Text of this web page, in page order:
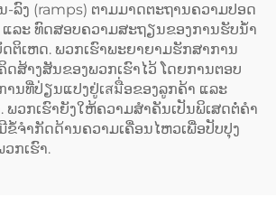
ລົງ (ramps) ຕາມມາດຕະຖານຄວາມປອດ
ແລະ ທົດສອບຄວາມສະຖຽນຂອງການຮັບນ້ຳ
ຕິເຫດ. ພວກເຮົາພະຍາຍາມຮັກສາການ
ສ້າງສັນຂອງພວກເຮົາໄວ້ ໂດຍການຕອບ
ນທີ່ປ່ຽນແປງຢູ່ເสมື່ອຂອງລູກຄ້າ ແລະ
ພວກເຮົາຍັງໃຫ້ຄວາມສຳຄັນເປັນພິເສດຕໍ່ຄຳ
ຈຳກັດດ້ານຄວາມເຄື່ອນໄຫວເພື່ອປັບປຸງ
ກເຮົາ.